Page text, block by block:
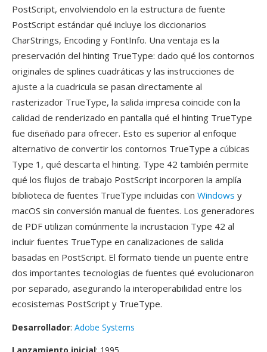
PostScript, envolviendolo en la estructura de fuente
PostScript estándar qué incluye los diccionarios
CharStrings, Encoding y FontInfo. Una ventaja es la
preservación del hinting TrueType: dado qué los contornos
originales de splines cuadráticas y las instrucciones de
ajuste a la cuadricula se pasan directamente al
rasterizador TrueType, la salida impresa coincide con la
calidad de renderizado en pantalla qué el hinting TrueType
fue diseñado para ofrecer. Esto es superior al enfoque
alternativo de convertir los contornos TrueType a cúbicas
Type 1, qué descarta el hinting. Type 42 también permite
qué los flujos de trabajo PostScript incorporen la amplía
biblioteca de fuentes TrueType incluidas con Windows y
macOS sin conversión manual de fuentes. Los generadores
de PDF utilizan comúnmente la incrustacion Type 42 al
incluir fuentes TrueType en canalizaciones de salida
basadas en PostScript. El formato tiende un puente entre
dos importantes tecnologias de fuentes qué evolucionaron
por separado, asegurando la interoperabilidad entre los
ecosistemas PostScript y TrueType.
Desarrollador: Adobe Systems